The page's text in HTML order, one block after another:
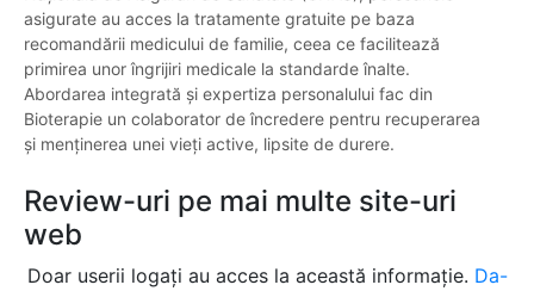
asigurate au acces la tratamente gratuite pe baza
recomandării medicului de familie, ceea ce facilitează
primirea unor îngrijiri medicale la standarde înalte.
Abordarea integrată și expertiza personalului fac din
Bioterapie un colaborator de încredere pentru recuperarea
și menținerea unei vieți active, lipsite de durere.
Review-uri pe mai multe site-uri
web
Doar userii logați au acces la această informație. Da-